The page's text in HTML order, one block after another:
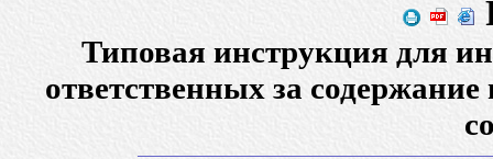
Типовая инструкция для
ответственных за